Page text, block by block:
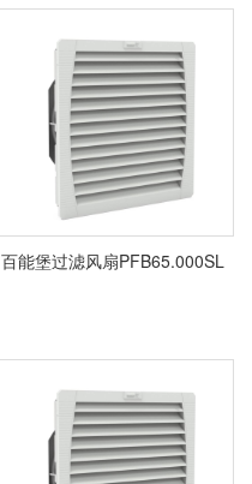
百能堡过滤风扇PFB65.000SL